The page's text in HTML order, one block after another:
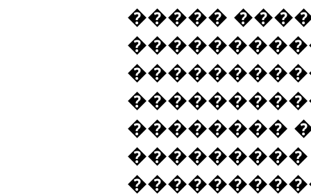
�����
��������